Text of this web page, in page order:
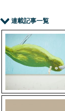
連載記事一覧